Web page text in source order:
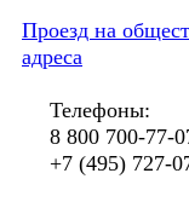
Проезд на
адреса
Телефоны:
8 800 700-77-
+7 (495) 727-